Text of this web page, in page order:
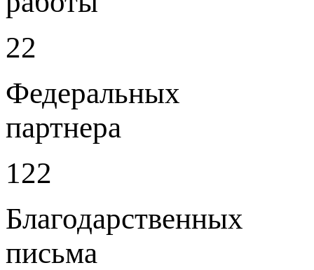
22
Федеральных
партнера
122
Благодарственных
письма